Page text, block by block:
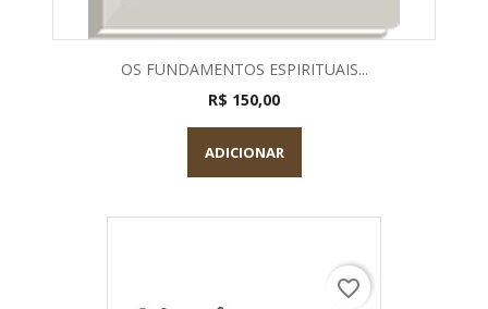
OS FUNDAMENTOS ESPIRITUAIS...
R$ 150,00
ADICIONAR
favorite_border